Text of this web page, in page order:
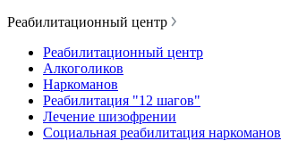
Реабилитационный центр
Реабилитационный центр
Алкоголиков
Наркоманов
Реабилитация "12 шагов"
Лечение шизофрении
Социальная реабилитация наркоманов